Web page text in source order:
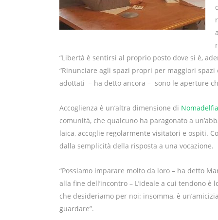
“Libertà è sentirsi al proprio posto dove si è,
“Rinunciare agli spazi propri per maggiori
adottati – ha detto ancora – sono le aperture
Accoglienza è un’altra dimensione di Nomadelfia
comunità, che qualcuno ha paragonato a
laica, accoglie regolarmente visitatori e ospiti.
dalla semplicità della risposta a una vocazione.
“Possiamo imparare molto da loro – ha detto
alla fine dell’incontro – L’ideale a cui tendono è
che desideriamo per noi: insomma, è
guardare”.